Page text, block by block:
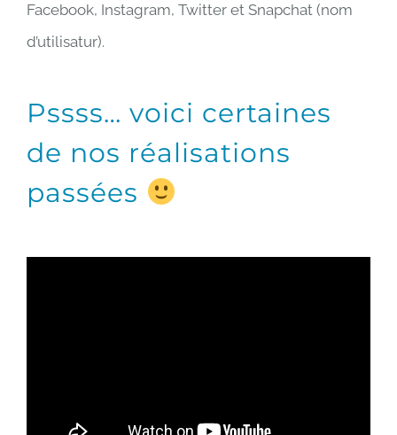
Facebook, Instagram, Twitter et Snapchat (nom
d’utilisatur).
Pssss… voici certaines
de nos réalisations
passées